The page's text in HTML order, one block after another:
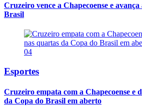
Cruzeiro vence a Chapecoense e
Brasil
04
Esportes
Cruzeiro empata com a Chapecoense e
da Copa do Brasil em aberto